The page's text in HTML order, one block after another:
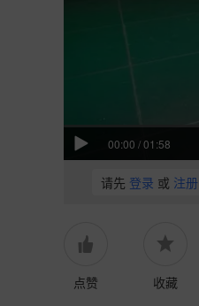
00:00 /01:58
请先 登录 或 注册
点赞 收藏